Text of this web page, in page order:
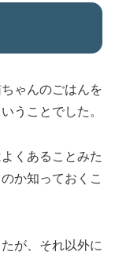
ゃんのごはんを
うことでした。
くあることみた
か知っておくこ
が、それ以外に